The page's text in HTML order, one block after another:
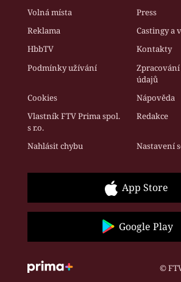
Volná místa
Press
Reklama
Castingy a
HbbTV
Kontakty
Podmínky užívání
údajů
Cookies
Nápověda
Vlastník FTV Prima spol.
s r.o.
Redakce
Nahlásit chybu Nastavení
App Store
Google Play
©